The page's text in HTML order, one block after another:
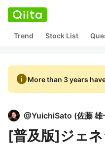
Trend Stock List
infoMore than 3 years
@YuichiSato (佐藤 雄
[普及版]ジェ